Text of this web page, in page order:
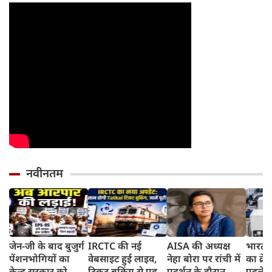
नवीनतम
जेन-जी के बाद बुजुर्ग
पेंशनभोगियों का
IRCTC की नई
वेबसाइट हुई लाइव,
AISA की अध्यक्ष
नेहा बोरा पर रांची में
भारत
का